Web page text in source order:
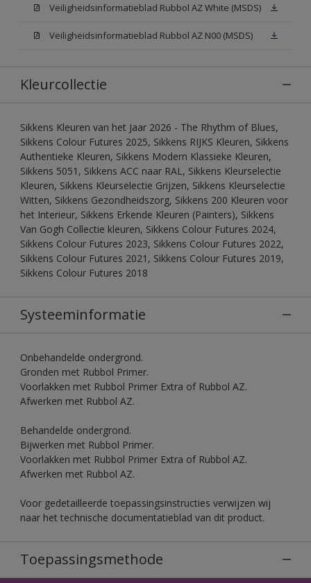
Veiligheidsinformatieblad Rubbol AZ White (MSDS)
Veiligheidsinformatieblad Rubbol AZ N00 (MSDS)
Kleurcollectie
Sikkens Kleuren van het Jaar 2026 - The Rhythm of Blues,
Sikkens Colour Futures 2025, Sikkens RIJKS Kleuren, Sikkens
Authentieke Kleuren, Sikkens Modern Klassieke Kleuren,
Sikkens 5051, Sikkens ACC naar RAL, Sikkens Kleurselectie
Kleuren, Sikkens Kleurselectie Grijzen, Sikkens Kleurselectie
Witten, Sikkens Gezondheidszorg, Sikkens 200 Kleuren voor
het Interieur, Sikkens Erkende Kleuren (Painters), Sikkens
Van Gogh Collectie kleuren, Sikkens Colour Futures 2024,
Sikkens Colour Futures 2023, Sikkens Colour Futures 2022,
Sikkens Colour Futures 2021, Sikkens Colour Futures 2019,
Sikkens Colour Futures 2018
Systeeminformatie
Onbehandelde ondergrond.
Gronden met Rubbol Primer.
Voorlakken met Rubbol Primer Extra of Rubbol AZ.
Afwerken met Rubbol AZ.
Behandelde ondergrond.
Bijwerken met Rubbol Primer.
Voorlakken met Rubbol Primer Extra of Rubbol AZ.
Afwerken met Rubbol AZ.
Voor gedetailleerde toepassingsinstructies verwijzen wij
naar het technische documentatieblad van dit product.
Toepassingsmethode